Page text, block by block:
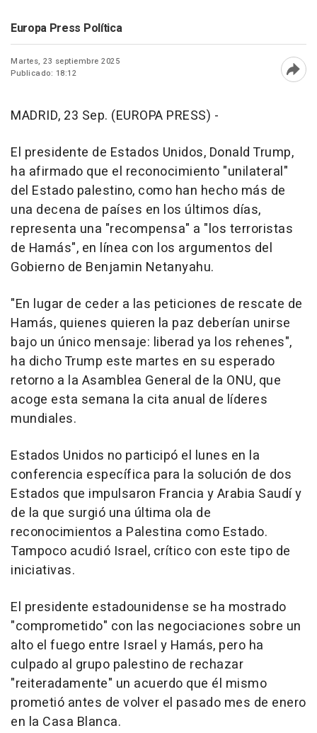
Europa Press Política
Martes, 23 septiembre 2025
Publicado: 18:12
MADRID, 23 Sep. (EUROPA PRESS) -
El presidente de Estados Unidos, Donald Trump,
ha afirmado que el reconocimiento "unilateral"
del Estado palestino, como han hecho más de
una decena de países en los últimos días,
representa una "recompensa" a "los terroristas
de Hamás", en línea con los argumentos del
Gobierno de Benjamin Netanyahu.
"En lugar de ceder a las peticiones de rescate de
Hamás, quienes quieren la paz deberían unirse
bajo un único mensaje: liberad ya los rehenes",
ha dicho Trump este martes en su esperado
retorno a la Asamblea General de la ONU, que
acoge esta semana la cita anual de líderes
mundiales.
Estados Unidos no participó el lunes en la
conferencia específica para la solución de dos
Estados que impulsaron Francia y Arabia Saudí y
de la que surgió una última ola de
reconocimientos a Palestina como Estado.
Tampoco acudió Israel, crítico con este tipo de
iniciativas.
El presidente estadounidense se ha mostrado
"comprometido" con las negociaciones sobre un
alto el fuego entre Israel y Hamás, pero ha
culpado al grupo palestino de rechazar
"reiteradamente" un acuerdo que él mismo
prometió antes de volver el pasado mes de enero
en la Casa Blanca.